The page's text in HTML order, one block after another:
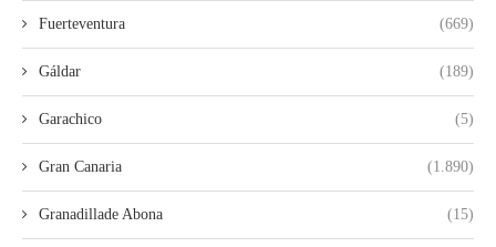
Fuerteventura (669)
Gáldar (189)
Garachico (5)
Gran Canaria (1.890)
Granadillade Abona (15)